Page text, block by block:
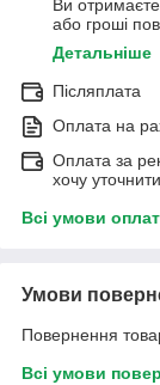
Ви
або гроші
Детальніше
Післяплата
Оплата на
Оплата за
хочу
Всі умови
Умови
Повернення
Всі умови